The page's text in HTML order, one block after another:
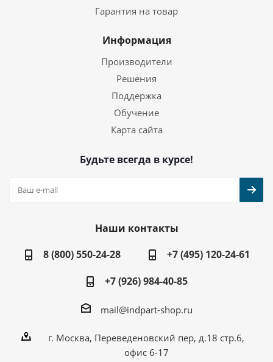
Гарантия на товар
Информация
Производители
Решения
Поддержка
Обучение
Карта сайта
Будьте всегда в курсе!
Наши контакты
8 (800) 550-24-28
+7 (495) 120-24-61
+7 (926) 984-40-85
mail@indpart-shop.ru
г. Москва, Переведеновский пер, д.18 стр.6,
офис 6-17